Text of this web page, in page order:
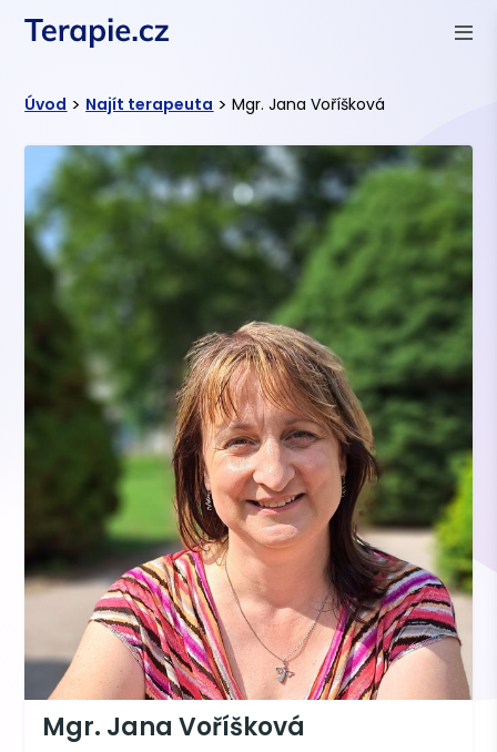
Úvod > Najít terapeuta > Mgr. Jana Voříšková
Mgr. Jana Voříšková